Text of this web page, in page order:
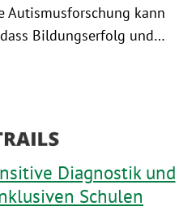
Autismusforschung kann
Bildungserfolg und…
Diagnostik und
Schulen